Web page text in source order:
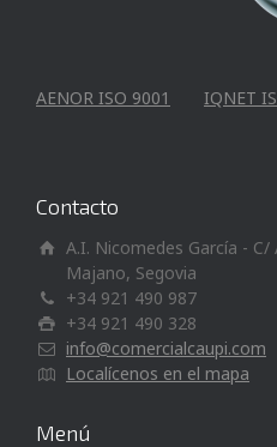
AENOR ISO 9001 IQNET
Contacto
A.I. Nicomedes García -
Majano, Segovia
+34 921 490 987
+34 921 490 328
info@comercialcaupi.com
Localícenos en el mapa
Menú